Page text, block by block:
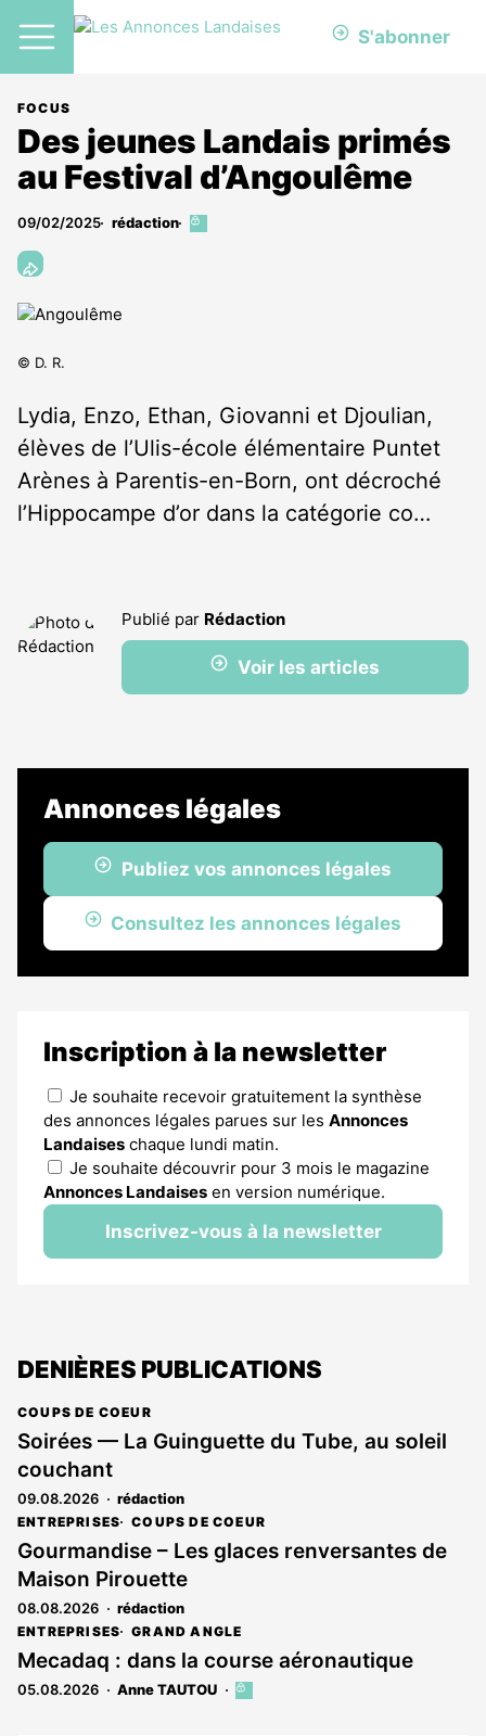
S'abonner
FOCUS
Des jeunes Landais primés
au Festival d’Angoulême
09/02/2025 rédaction
Cet
© D. R.
Lydia, Enzo, Ethan, Giovanni et Djoulian,
élèves de l’Ulis-école élémentaire Puntet
Arènes à Parentis-en-Born, ont décroché
l’Hippocampe d’or dans la catégorie co…
Publié par Rédaction
Voir les articles
Annonces légales
Publiez vos annonces légales
Consultez les annonces légales
Inscription à la newsletter
Je souhaite recevoir gratuitement la synthèse
des annonces légales parues sur les Annonces
Landaises chaque lundi matin.
Je souhaite découvrir pour 3 mois le magazine
Annonces Landaises en version numérique.
Inscrivez-vous à la newsletter
DENIÈRES PUBLICATIONS
COUPS DE COEUR
Soirées — La Guinguette du Tube, au soleil
couchant
09.08.2026 rédaction
ENTREPRISES COUPS DE COEUR
Gourmandise – Les glaces renversantes de
Maison Pirouette
08.08.2026 rédaction
ENTREPRISES GRAND ANGLE
Mecadaq : dans la course aéronautique
05.08.2026 Anne TAUTOU
Cet